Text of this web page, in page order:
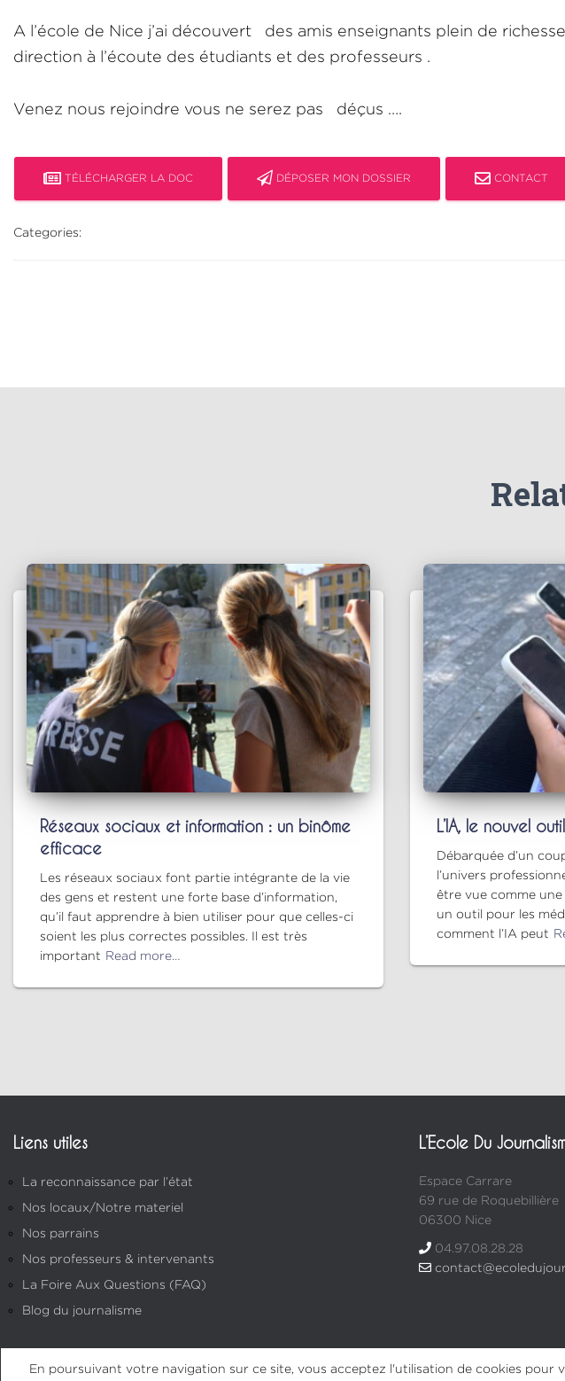
A l’école de Nice j’ai découvert des amis enseignants plein de
direction à l’écoute des étudiants et des professeurs .
Venez nous rejoindre vous ne serez pas déçus ….
TÉLÉCHARGER LA DOC DÉPOSER MON DOSSIER CONTACT
Categories:
Réseaux sociaux et information : un binôme
efficace
Les réseaux sociaux font partie intégrante de la vie
des gens et restent une forte base d’information,
qu’il faut apprendre à bien utiliser pour que celles-ci
soient les plus correctes possibles. Il est très
important Read more…
L’IA, le nouvel
Débarquée d’un
l’univers
être vue comme
un outil pour les
comment l’IA peut
Liens utiles
La reconnaissance par l’état
Nos locaux/Notre materiel
Nos parrains
Nos professeurs & intervenants
La Foire Aux Questions (FAQ)
Blog du journalisme
L’Ecole Du
Espace Carrare
69 rue de Roquebillière
06300 Nice
04.97.08.28.28
En poursuivant votre navigation sur ce site, vous acceptez l'utilisation de cookies